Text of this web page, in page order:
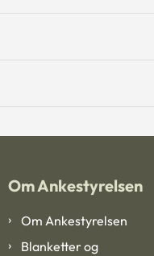
Om Ankestyrelsen
Om Ankestyrelsen
Blanketter og